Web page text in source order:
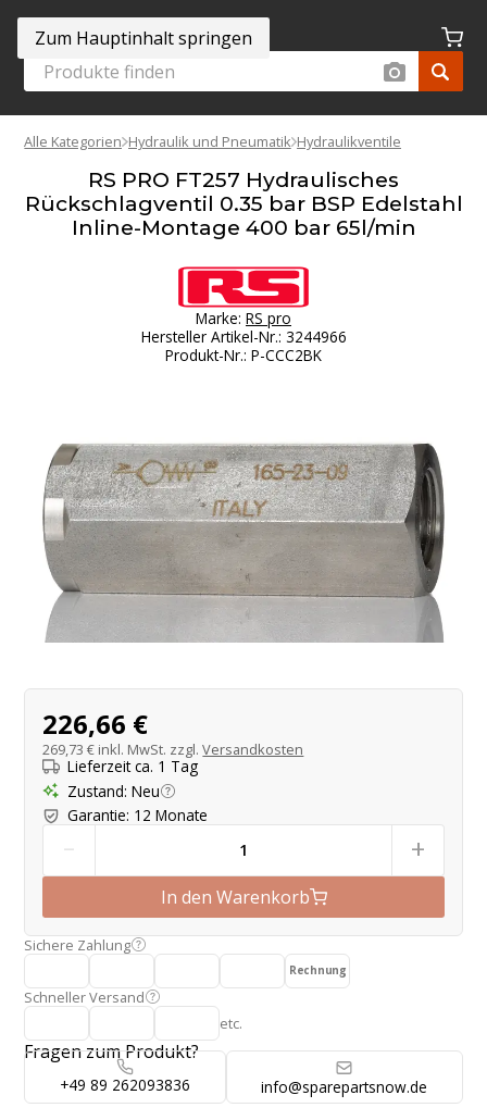
Zum Hauptinhalt springen
Alle Kategorien Hydraulik und Pneumatik Hydraulikventile
RS PRO FT257 Hydraulisches
Rückschlagventil 0.35 bar BSP Edelstahl
Inline-Montage 400 bar 65l/min
Marke: RS pro
Hersteller Artikel-Nr.: 3244966
Produkt-Nr.: P-CCC2BK
Produktangebot
226,66 €
269,73 € inkl. MwSt. zzgl.Versandkosten
Lieferzeit ca. 1 Tag
Zustand: Neu
Garantie: 12 Monate
- +
In den Warenkorb
Sichere Zahlung
Rechnung
Schneller Versand
etc.
Fragen zum Produkt?
+49 89 262093836 info@sparepartsnow.de